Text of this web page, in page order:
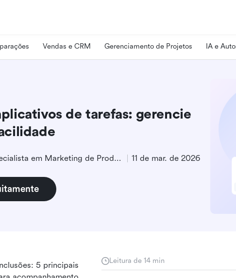
Vendas e CRM Gerenciamento de Projetos IA e
de tarefas: gerencie
Especialista em Marketing de Produto 11 de mar. de 2026
Leitura de 14 min
5 principais